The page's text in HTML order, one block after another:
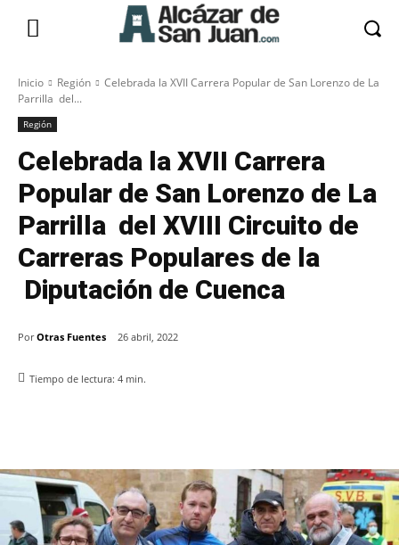
Inicio Región
Celebrada la XVII Carrera Popular de San Lorenzo de La
Parrilla del...
Región
Celebrada la XVII Carrera
Popular de San Lorenzo de La
Parrilla del XVIII Circuito de
Carreras Populares de la
Diputación de Cuenca
Por Otras Fuentes 26 abril, 2022
Tiempo de lectura: 4 min.